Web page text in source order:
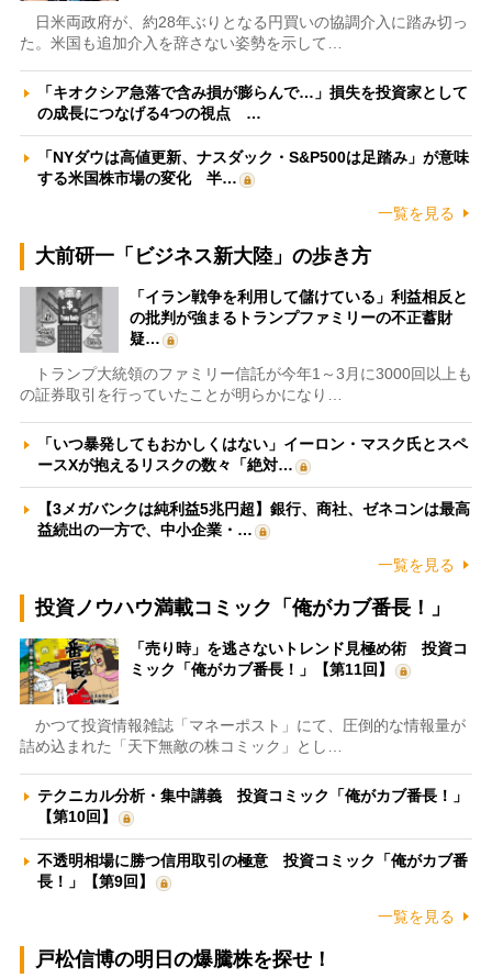
日米両政府が、約28年ぶりとなる円買いの協調介入に踏み切っ
た。米国も追加介入を辞さない姿勢を示して…
「キオクシア急落で含み損が膨らんで…」損失を投資家として
の成長につなげる4つの視点 …
「NYダウは高値更新、ナスダック・S&P500は足踏み」が意味
する米国株市場の変化 半…
一覧を見る
大前研一「ビジネス新大陸」の歩き方
「イラン戦争を利用して儲けている」利益相反と
の批判が強まるトランプファミリーの不正蓄財
疑…
トランプ大統領のファミリー信託が今年1～3月に3000回以上も
の証券取引を行っていたことが明らかになり…
「いつ暴発してもおかしくはない」イーロン・マスク氏とスペ
ースXが抱えるリスクの数々「絶対…
【3メガバンクは純利益5兆円超】銀行、商社、ゼネコンは最高
益続出の一方で、中小企業・…
一覧を見る
投資ノウハウ満載コミック「俺がカブ番長！」
「売り時」を逃さないトレンド見極め術 投資コ
ミック「俺がカブ番長！」【第11回】
かつて投資情報雑誌「マネーポスト」にて、圧倒的な情報量が
詰め込まれた「天下無敵の株コミック」とし…
テクニカル分析・集中講義 投資コミック「俺がカブ番長！」
【第10回】
不透明相場に勝つ信用取引の極意 投資コミック「俺がカブ番
長！」【第9回】
一覧を見る
戸松信博の明日の爆騰株を探せ！